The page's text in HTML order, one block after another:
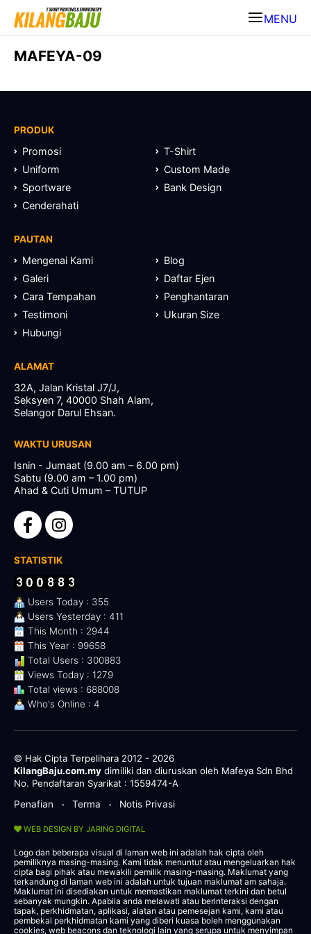
MENU
MAFEYA-09
PRODUK
Promosi
T-Shirt
Uniform
Custom Made
Sportware
Bank Design
Cenderahati
PAUTAN
Mengenai Kami
Blog
Galeri
Daftar Ejen
Cara Tempahan
Penghantaran
Testimoni
Ukuran Size
Hubungi
ALAMAT
32A, Jalan Kristal J7/J,
Seksyen 7, 40000 Shah Alam,
Selangor Darul Ehsan.
WAKTU URUSAN
Isnin - Jumaat (9.00 am – 6.00 pm)
Sabtu (9.00 am – 1.00 pm)
Ahad & Cuti Umum – TUTUP
STATISTIK
Users Today : 355
Users Yesterday : 411
This Month : 2944
This Year : 99658
Total Users : 300883
Views Today : 1279
Total views : 688008
Who's Online : 4
© Hak Cipta Terpelihara 2012 - 2026
KilangBaju.com.my dimiliki dan diuruskan oleh Mafeya Sdn Bhd
No. Pendaftaran Syarikat : 1559474-A
Penafian
• Terma • Notis Privasi
WEB DESIGN BY JARING DIGITAL
Logo dan beberapa visual di laman web ini adalah hak cipta oleh
pemiliknya masing-masing. Kami tidak menuntut atau mengeluarkan hak
cipta bagi pihak atau mewakili pemilik masing-masing. Maklumat yang
terkandung di laman web ini adalah untuk tujuan maklumat am sahaja.
Maklumat ini disediakan untuk memastikan maklumat terkini dan betul
sebanyak mungkin. Apabila anda melawati atau berinteraksi dengan
tapak, perkhidmatan, aplikasi, alatan atau pemesejan kami, kami atau
pembekal perkhidmatan kami yang diberi kuasa boleh menggunakan
cookies, web beacons dan teknologi lain yang serupa untuk menyimpan